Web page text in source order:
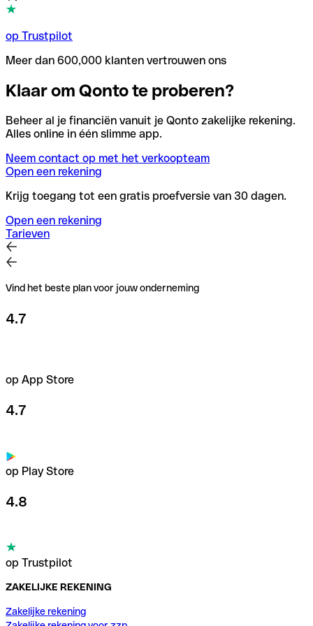
op Trustpilot
Meer dan 600,000 klanten vertrouwen ons
Klaar om Qonto te proberen?
Beheer al je financiën vanuit je Qonto zakelijke rekening.
Alles online in één slimme app.
Neem contact op met het verkoopteam
Open een rekening
Krijg toegang tot een gratis proefversie van 30 dagen.
Open een rekening
Tarieven
Vind het beste plan voor jouw onderneming
4.7
op App Store
4.7
op Play Store
4.8
op Trustpilot
ZAKELIJKE REKENING
Zakelijke rekening